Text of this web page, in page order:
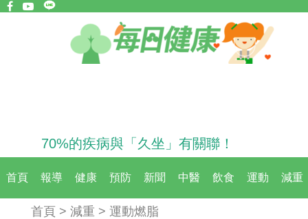
70%的疾病與「久坐」有關聯！
首頁 報導 健康 預防 新聞 中醫 飲食 運動 減重
首頁 > 減重 > 運動燃脂